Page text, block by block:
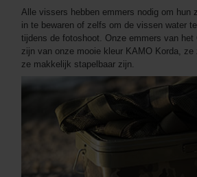
Alle vissers hebben emmers nodig om hun
in te bewaren of zelfs om de vissen water
tijdens de fotoshoot. Onze emmers van het
zijn van onze mooie kleur KAMO Korda, ze
ze makkelijk stapelbaar zijn.